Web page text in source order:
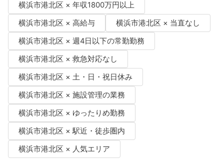
横浜市港北区 × 年収1800万円以上
横浜市港北区 × 高給与
横浜市港北区 × 当直なし
横浜市港北区 × 週4日以下の常勤勤務
横浜市港北区 × 救急対応なし
横浜市港北区 × 土・日・祝日休み
横浜市港北区 × 施設管理の業務
横浜市港北区 × ゆったりめ勤務
横浜市港北区 × 駅近・徒歩圏内
横浜市港北区 × 人気エリア